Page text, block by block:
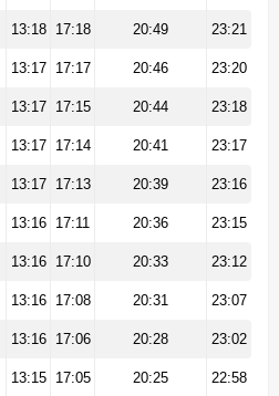
13:18 17:18 20:49 23:21
13:17 17:17 20:46 23:20
13:17 17:15 20:44 23:18
13:17 17:14 20:41 23:17
13:17 17:13 20:39 23:16
13:16 17:11 20:36 23:15
13:16 17:10 20:33 23:12
13:16 17:08 20:31 23:07
13:16 17:06 20:28 23:02
13:15 17:05 20:25 22:58